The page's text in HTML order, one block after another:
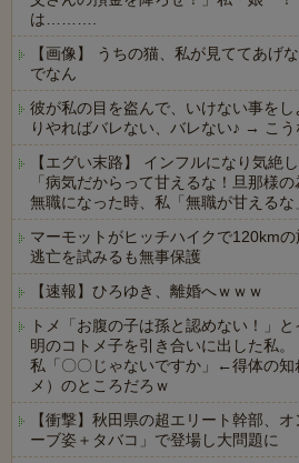
は……….
【画像】 うちの猫、私が見ててあげ
でなん
彼が私の目を盗んで、いけない事をし
りやればバレない、バレない♪ → こう
【エグい末路】 インフルになり気絶
「病気だからって甘えるな！旦那様
無職になった時、私「無職が甘える
マーモットがヒッチハイクで120km
逃亡を試みるも無事保護
【速報】ひろゆき、離婚へｗｗｗ
トメ「お腹の子は孫と認めない！」
明のコトメ子を引き合いに出した私。
私「〇〇じゃないですか」←得体の知
メ）のところだろｗ
【衝撃】秋田県の超エリート幹部、
ーブ姿＋タバコ」で登場し大問題に